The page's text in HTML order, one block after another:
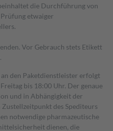
die Durchführung von
etwaiger
Vor Gebrauch stets Etikett
den Paketdienstleister erfolgt
bis 18:00 Uhr. Der genaue
und in Abhängigkeit der
des Spediteurs
notwendige pharmazeutische
dienen, die